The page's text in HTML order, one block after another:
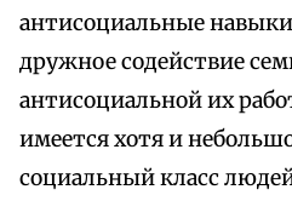
антисоциальные
дружное содействие
антисоциальной их
имеется хотя и
социальный класс